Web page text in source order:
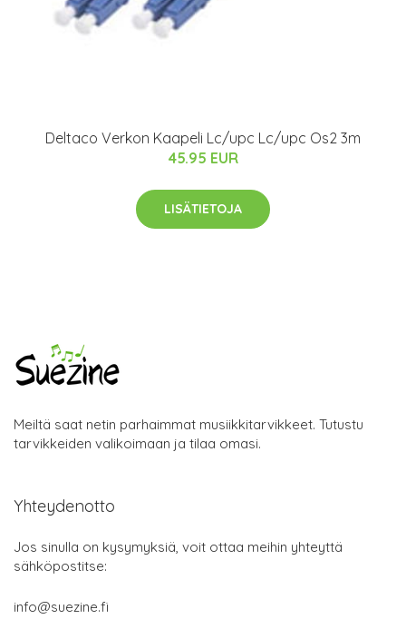
Deltaco Verkon Kaapeli Lc/upc Lc/upc Os2 3m
45.95 EUR
LISÄTIETOJA
Meiltä saat netin parhaimmat musiikkitarvikkeet. Tutustu
tarvikkeiden valikoimaan ja tilaa omasi.
Yhteydenotto
Jos sinulla on kysymyksiä, voit ottaa meihin yhteyttä
sähköpostitse:
info@suezine.fi